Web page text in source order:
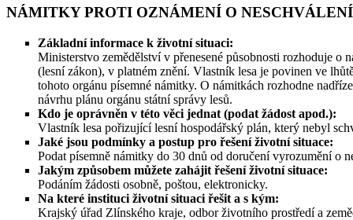
NÁMITKY PROTI OZNÁMENÍ O
Základní informace k životní situaci:
Ministerstvo zemědělství v přenesené působnosti rozhoduje o
(lesní zákon), v platném znění. Vlastník lesa je povinen ve
tohoto orgánu písemné námitky. O námitkách rozhodne
návrhu plánu orgánu státní správy lesů.
Kdo je oprávněn v této věci jednat (podat žádost apod.):
Vlastník lesa pořizující lesní hospodářský plán, který nebyl
Jaké jsou podmínky a postup pro řešení životní situace:
Podat písemně námitky do 30 dnů od doručení vyrozumění o
Jakým způsobem můžete zahájit řešení životní situace:
Podáním žádosti osobně, poštou, elektronicky.
Na které instituci životní situaci řešit a s kým:
Krajský úřad Zlínského kraje, odbor životního prostředí a